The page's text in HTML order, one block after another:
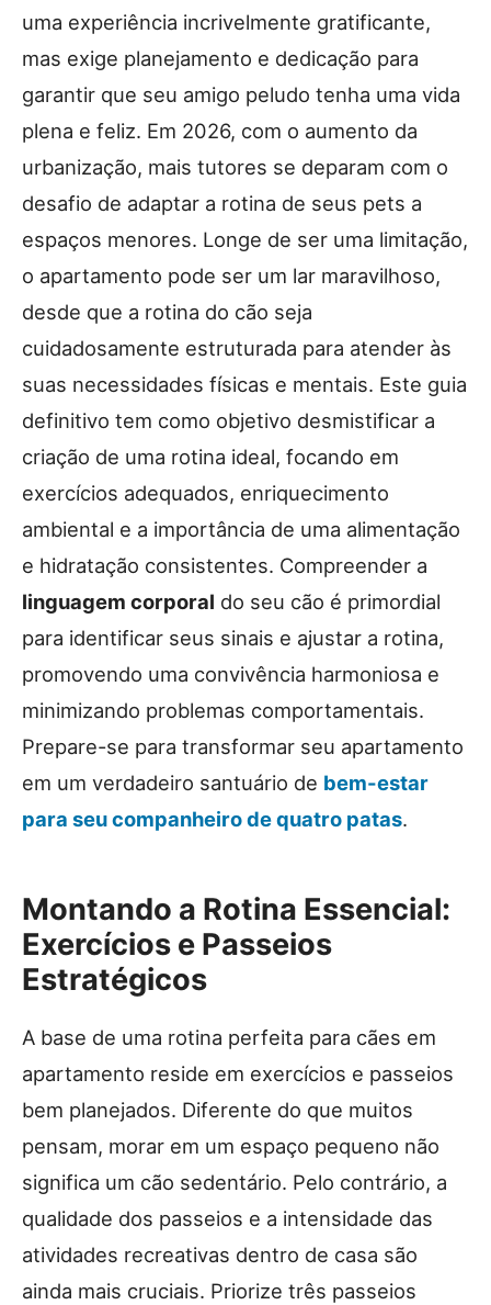
uma experiência incrivelmente gratificante,
mas exige planejamento e dedicação para
garantir que seu amigo peludo tenha uma vida
plena e feliz. Em 2026, com o aumento da
urbanização, mais tutores se deparam com o
desafio de adaptar a rotina de seus pets a
espaços menores. Longe de ser uma limitação,
o apartamento pode ser um lar maravilhoso,
desde que a rotina do cão seja
cuidadosamente estruturada para atender às
suas necessidades físicas e mentais. Este guia
definitivo tem como objetivo desmistificar a
criação de uma rotina ideal, focando em
exercícios adequados, enriquecimento
ambiental e a importância de uma alimentação
e hidratação consistentes. Compreender a
linguagem corporal do seu cão é primordial
para identificar seus sinais e ajustar a rotina,
promovendo uma convivência harmoniosa e
minimizando problemas comportamentais.
Prepare-se para transformar seu apartamento
em um verdadeiro santuário de bem-estar
para seu companheiro de quatro patas.
Montando a Rotina Essencial:
Exercícios e Passeios
Estratégicos
A base de uma rotina perfeita para cães em
apartamento reside em exercícios e passeios
bem planejados. Diferente do que muitos
pensam, morar em um espaço pequeno não
significa um cão sedentário. Pelo contrário, a
qualidade dos passeios e a intensidade das
atividades recreativas dentro de casa são
ainda mais cruciais. Priorize três passeios